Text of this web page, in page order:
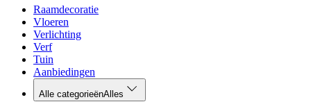
Raamdecoratie
Vloeren
Verlichting
Verf
Tuin
Aanbiedingen
Alle categorieënAlles